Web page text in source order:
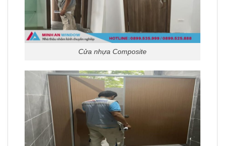
Cửa nhựa Composite